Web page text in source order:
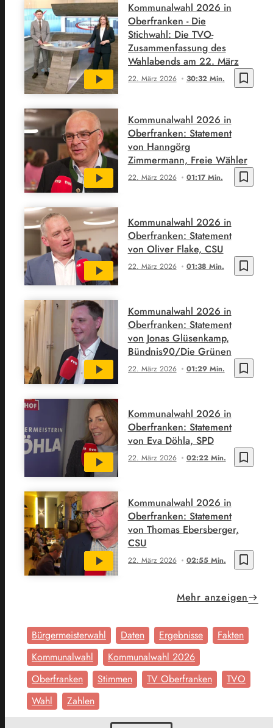
bookmark_border
22. März 2026 30:32 Min.
Kommunalwahl 2026 in
Oberfranken - Die
Stichwahl: Die TVO-
Zusammenfassung des
Wahlabends am 22. März
bookmark_border
22. März 2026 01:17 Min.
Kommunalwahl 2026 in
Oberfranken: Statement
von Hanngörg
Zimmermann, Freie Wähler
bookmark_border
22. März 2026 01:38 Min.
Kommunalwahl 2026 in
Oberfranken: Statement
von Oliver Flake, CSU
bookmark_border
22. März 2026 01:29 Min.
Kommunalwahl 2026 in
Oberfranken: Statement
von Jonas Glüsenkamp,
Bündnis90/Die Grünen
bookmark_border
22. März 2026 02:22 Min.
Kommunalwahl 2026 in
Oberfranken: Statement
von Eva Döhla, SPD
bookmark_border
22. März 2026 02:55 Min.
Kommunalwahl 2026 in
Oberfranken: Statement
von Thomas Ebersberger,
CSU
Mehr anzeigen
Bürgermeisterwahl Daten Ergebnisse
Fakten
Kommunalwahl
Kommunalwahl 2026
Oberfranken
Stimmen TV Oberfranken
TVO
Wahl
Zahlen